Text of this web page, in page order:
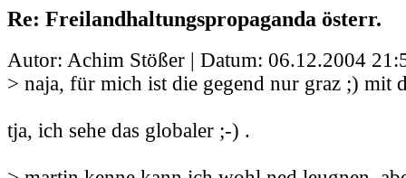
Re: Freilandhaltungspropaganda österr.
Autor: Achim Stößer | Datum: 06.12.2004
> naja, für mich ist die gegend nur graz ;) mit
tja, ich sehe das globaler ;-) .